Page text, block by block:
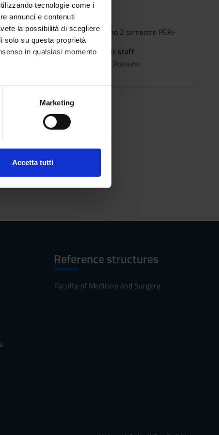
tecnologie come i
annunci e contenuti
la possibilità di scegliere
solo su questa proprietà
in qualsiasi momento
metro,Marketing
Accetta tutti
lez 3 anno 2 semestre PERF
Academic staff
Gabriele Romano
Reference structures
Faculty of Medicine and Surgery